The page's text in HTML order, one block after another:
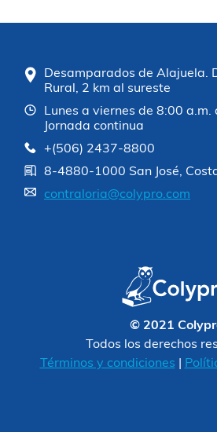
Desamparados de Alajuela.
Rural, 2 km al sureste
Lunes a viernes de 8:00 a.m.
Jornada continua
+(506) 2437-8800
8-4880-1000 San José,
contraloria@colypro.com
© 2021
Todos los derechos
Términos y condiciones